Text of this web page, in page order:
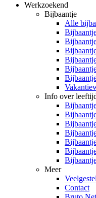
Werkzoekend
Bijbaantje
Alle
Info over
Meer
Contact